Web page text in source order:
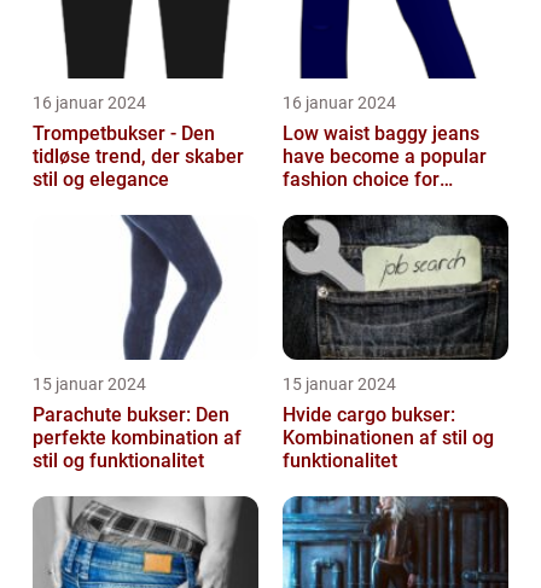
16 januar 2024
Trompetbukser - Den
tidløse trend, der skaber
stil og elegance
16 januar 2024
Low waist baggy jeans
have become a popular
fashion choice for
comfort without...
15 januar 2024
Parachute bukser: Den
perfekte kombination af
stil og funktionalitet
15 januar 2024
Hvide cargo bukser:
Kombinationen af stil og
funktionalitet